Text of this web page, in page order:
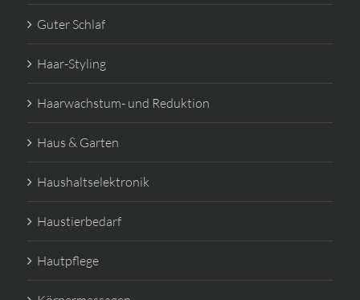
Guter Schlaf
Haar-Styling
Haarwachstum- und Reduktion
Haus & Garten
Haushaltselektronik
Haustierbedarf
Hautpflege